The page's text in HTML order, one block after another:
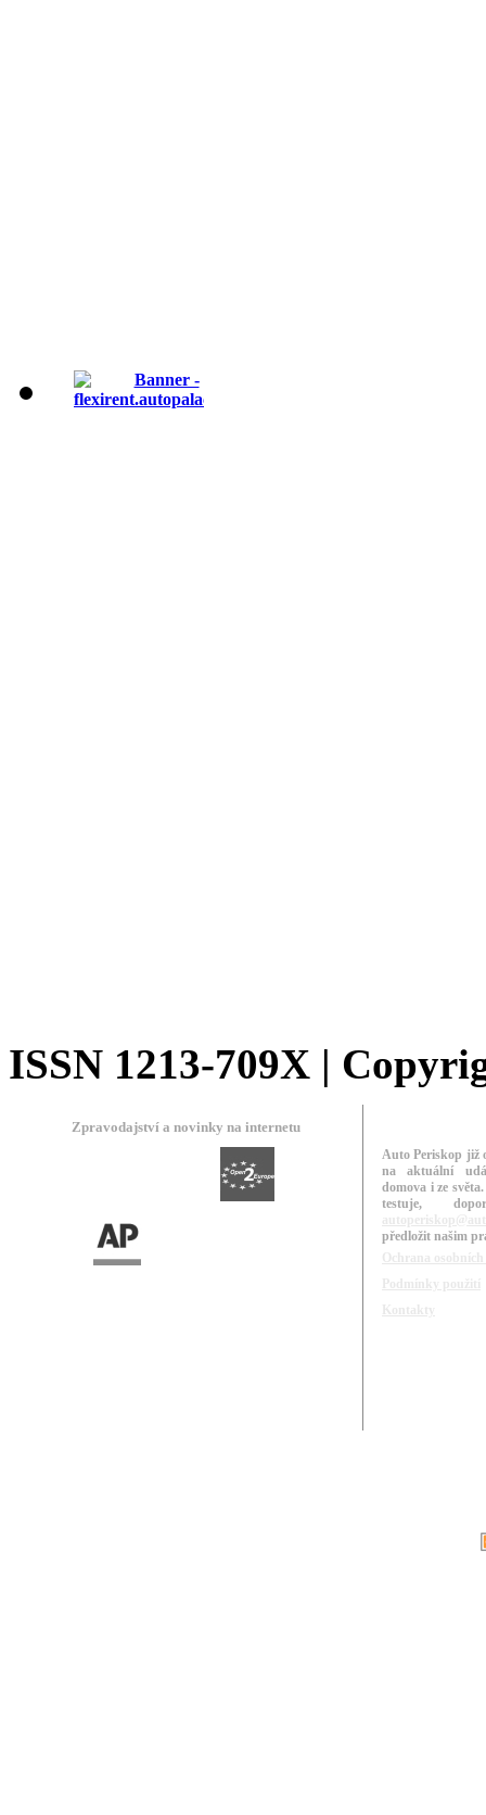
ISSN 1213-709X |
Zpravodajství a novinky na internetu
Auto Periskop již
na aktuální
domova i ze
testuje,
předložit našim